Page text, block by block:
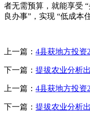
者无需预算，就能享受
良办事”，实现 “低成本
上一篇： 4县获地方投资
下一篇： 提拔农业分析
上一篇： 4县获地方投资
下一篇： 提拔农业分析